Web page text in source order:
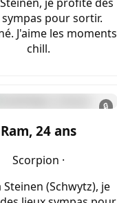
sympas pour sortir.
J'aime les moments
chill.
🔒
Ram, 24 ans
Scorpion ·
Steinen (Schwytz), je